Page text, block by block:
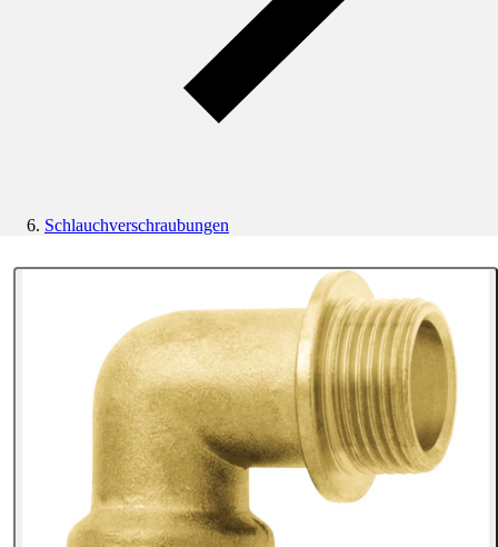
Schlauchverschraubungen